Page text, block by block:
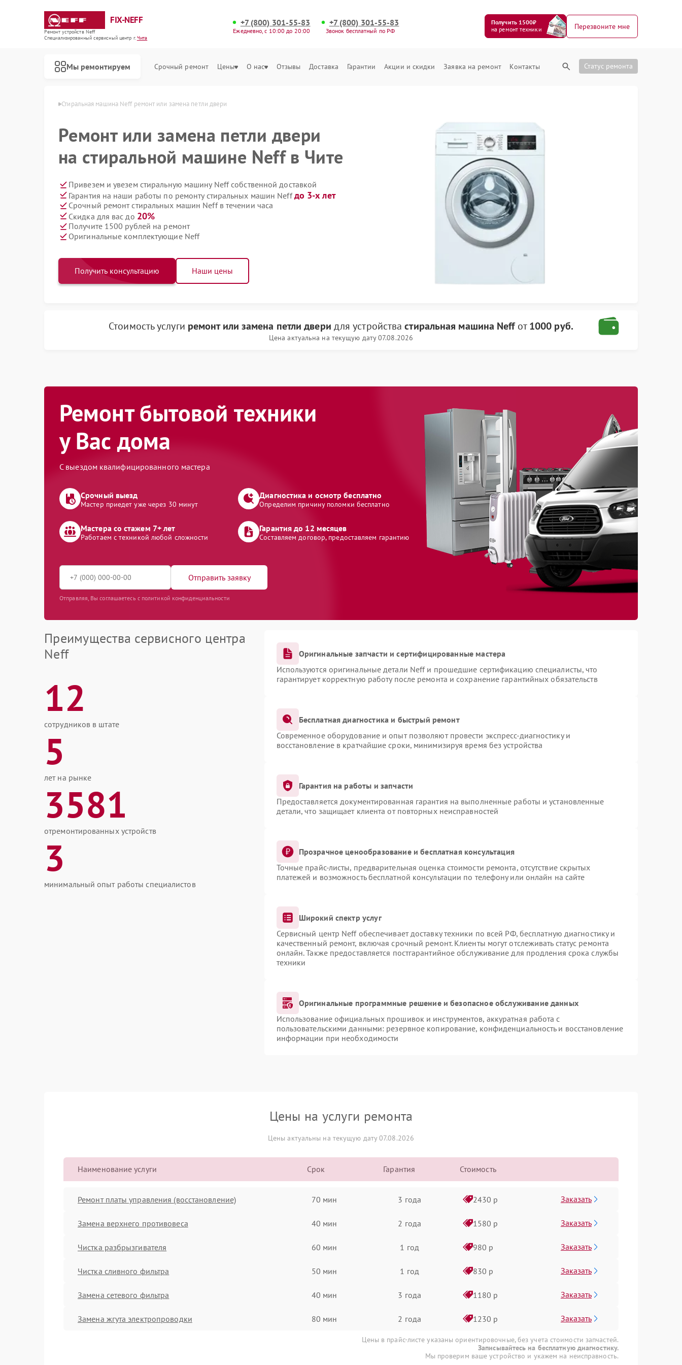
FIX-NEFF
Ремонт устройств Neff
Специализированный cервисный центр г.Чита
+7 (800) 301-55-83
Ежедневно, с 10:00 до 20:00
+7 (800) 301-55-83
Звонок бесплатный по РФ
Получить 1500₽
на ремонт техники
Перезвоните мне
Мы ремонтируем Срочный ремонт Цены О нас Отзывы Доставка Гарантии Акции и скидки Заявка на ремонт Контакты Статус ремонта
машин Neff в Чите Стиральная машина Neff ремонт или замена петли двери
Ремонт или замена петли двери
на стиральной машине Neff в Чите
Привезем и увезем стиральную машину Neff собственной доставкой
Гарантия на наши работы по ремонту стиральных машин Neffдо 3-х лет
Срочный ремонт стиральных машин Neff в течении часа
Скидка для вас до 20%
Получите 1500 рублей на ремонт
Оригинальные комплектующие Neff
Получить консультацию Наши цены
Стоимость услуги ремонт или замена петли двери для устройствастиральная машина Neffот1000 руб.
Цена актуальна на текущую дату 07.08.2026
Ремонт бытовой техники
у Вас дома
С выездом квалифицированного мастера
Срочный выезд
Мастер приедет уже через 30 минут
Диагностика и осмотр бесплатно
Определим причину поломки бесплатно
Мастера со стажем 7+ лет
Работаем с техникой любой сложности
Гарантия до 12 месяцев
Составляем договор, предоставляем гарантию
Отправить заявку
Отправляя, Вы соглашаетесь с политикой конфиденциальности
Преимущества сервисного центра
Neff
12
сотрудников в штате
5
лет на рынке
3581
отремонтированных устройств
3
минимальный опыт работы специалистов
Оригинальные запчасти и сертифицированные мастера
Используются оригинальные детали Neff и прошедшие сертификацию специалисты, что
гарантирует корректную работу после ремонта и сохранение гарантийных обязательств
Бесплатная диагностика и быстрый ремонт
Современное оборудование и опыт позволяют провести экспресс-диагностику и
восстановление в кратчайшие сроки, минимизируя время без устройства
Гарантия на работы и запчасти
Предоставляется документированная гарантия на выполненные работы и установленные
детали, что защищает клиента от повторных неисправностей
Прозрачное ценообразование и бесплатная консультация
Точные прайс-листы, предварительная оценка стоимости ремонта, отсутствие скрытых
платежей и возможность бесплатной консультации по телефону или онлайн на сайте
Широкий спектр услуг
Сервисный центр Neff обеспечивает доставку техники по всей РФ, бесплатную диагностику и
качественный ремонт, включая срочный ремонт. Клиенты могут отслеживать статус ремонта
онлайн. Также предоставляется постгарантийное обслуживание для продления срока службы
техники
Оригинальные программные решение и безопасное обслуживание данных
Использование официальных прошивок и инструментов, аккуратная работа с
пользовательскими данными: резервное копирование, конфиденциальность и восстановление
информации при необходимости
Цены на услуги ремонта
Цены актуальны на текущую дату 07.08.2026
Наименование услуги Срок Гарантия Стоимость
Ремонт платы управления (восстановление) 70 мин 3 года 2430 р Заказать
Замена верхнего противовеса 40 мин 2 года 1580 р Заказать
Чистка разбрызгивателя 60 мин 1 год 980 р Заказать
Чистка сливного фильтра 50 мин 1 год 830 р Заказать
Замена сетевого фильтра 40 мин 3 года 1180 р Заказать
Замена жгута электропроводки 80 мин 2 года 1230 р Заказать
Цены в прайс-листе указаны ориентировочные, без учета стоимости запчастей.
Записывайтесь на бесплатную диагностику.
Мы проверим ваше устройство и укажем на неисправность.